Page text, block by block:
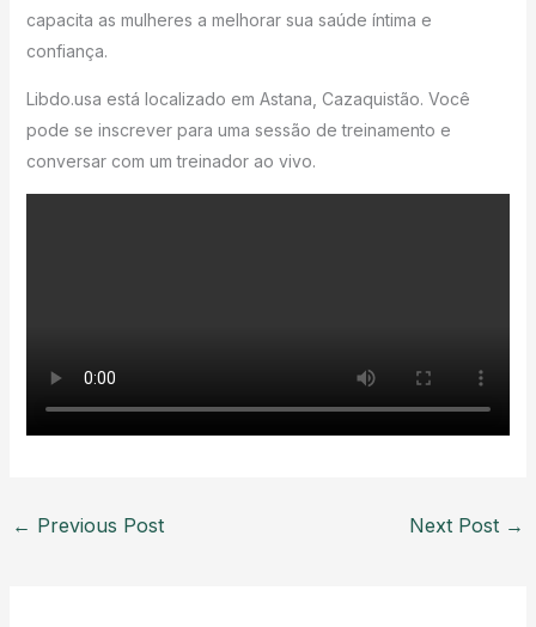
capacita as mulheres a melhorar sua saúde íntima e
confiança.
Libdo.usa está localizado em Astana, Cazaquistão. Você
pode se inscrever para uma sessão de treinamento e
conversar com um treinador ao vivo.
← Previous Post Next Post →